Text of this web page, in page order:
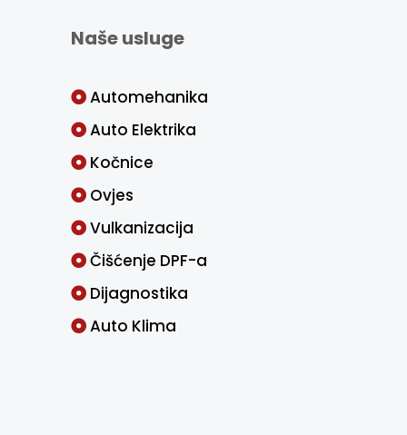
Naše usluge
Automehanika
Auto Elektrika
Kočnice
Ovjes
Vulkanizacija
Čišćenje DPF-a
Dijagnostika
Auto Klima